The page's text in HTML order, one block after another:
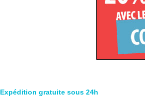
Expédition gratuite sous 24h